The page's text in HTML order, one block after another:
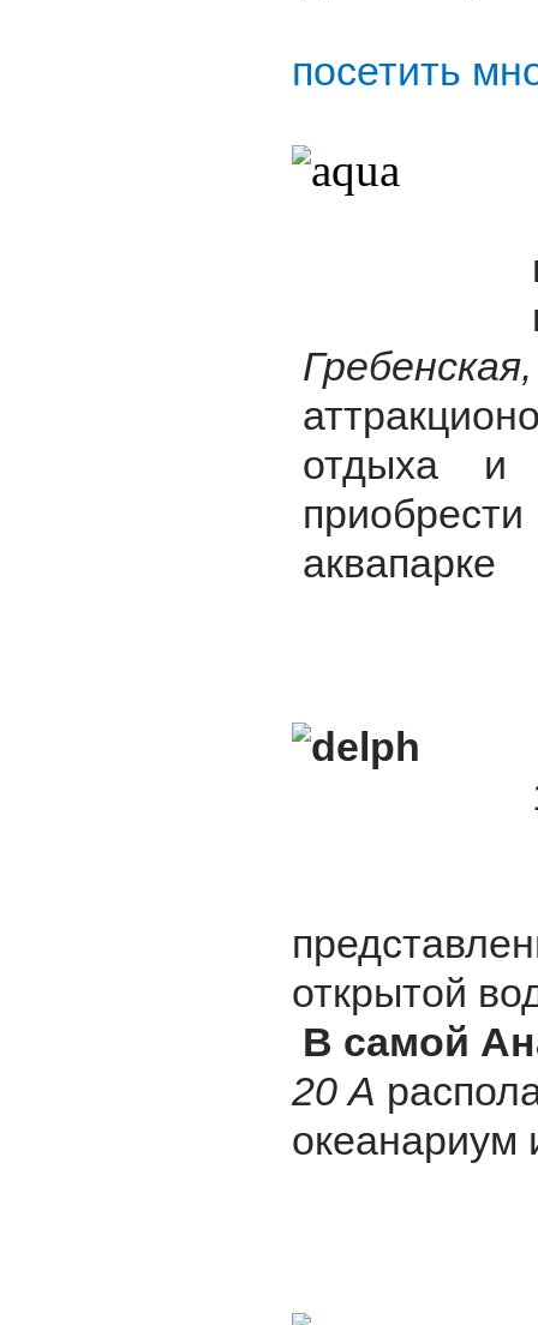
посетить
отдыха и
аквапарке
открытой
В самой
20 А
океанариум